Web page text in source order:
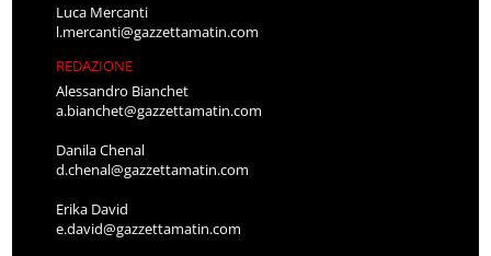
Luca Mercanti
l.mercanti@gazzettamatin.com
REDAZIONE
Alessandro Bianchet
a.bianchet@gazzettamatin.com
Danila Chenal
d.chenal@gazzettamatin.com
Erika David
e.david@gazzettamatin.com